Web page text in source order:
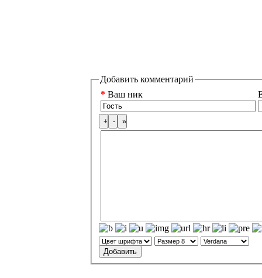
Добавить комментарий
* Ваш ник